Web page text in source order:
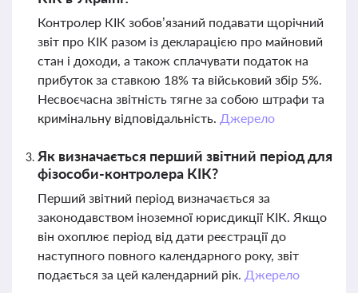
Контролер КІК зобов’язаний подавати щорічний
звіт про КІК разом із декларацією про майновий
стан і доходи, а також сплачувати податок на
прибуток за ставкою 18% та військовий збір 5%.
Несвоєчасна звітність тягне за собою штрафи та
кримінальну відповідальність. Джерело
Як визначається перший звітний період для
фізособи-контролера КІК?
Перший звітний період визначається за
законодавством іноземної юрисдикції КІК. Якщо
він охоплює період від дати реєстрації до
наступного повного календарного року, звіт
подається за цей календарний рік. Джерело